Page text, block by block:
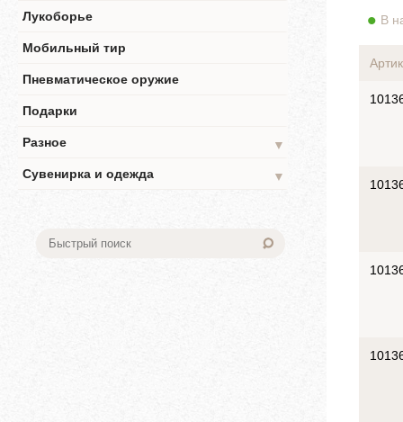
Лукоборье
Мобильный тир
Пневматическое оружие
Подарки
Разное
▼
Сувенирка и одежда
▼
В